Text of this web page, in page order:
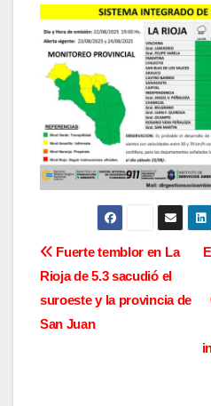
N
a
v
Fuerte temblor en La
Rioja de 5.3 sacudió el
suroeste y la provincia de
San Juan